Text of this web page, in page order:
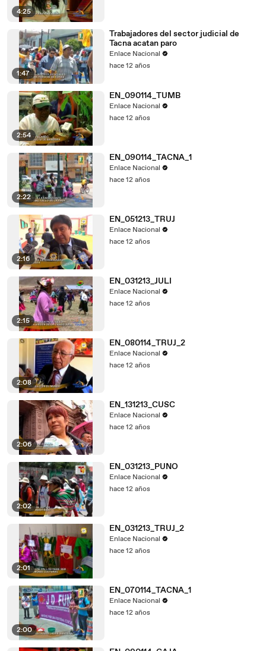
4:25
1:47
Trabajadores del sector judicial de
Tacna acatan paro
Enlace Nacional
hace 12 años
2:54
EN_090114_TUMB
Enlace Nacional
hace 12 años
2:22
EN_090114_TACNA_1
Enlace Nacional
hace 12 años
2:16
EN_051213_TRUJ
Enlace Nacional
hace 12 años
2:15
EN_031213_JULI
Enlace Nacional
hace 12 años
2:08
EN_080114_TRUJ_2
Enlace Nacional
hace 12 años
2:06
EN_131213_CUSC
Enlace Nacional
hace 12 años
2:02
EN_031213_PUNO
Enlace Nacional
hace 12 años
2:01
EN_031213_TRUJ_2
Enlace Nacional
hace 12 años
2:00
EN_070114_TACNA_1
Enlace Nacional
hace 12 años